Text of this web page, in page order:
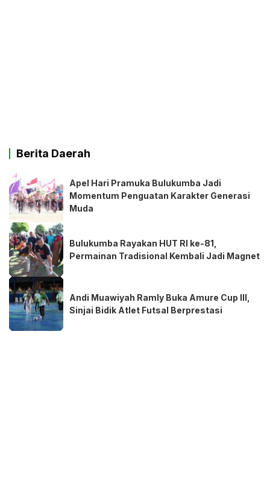
Berita Daerah
Apel Hari Pramuka Bulukumba Jadi
Momentum Penguatan Karakter Generasi
Muda
Bulukumba Rayakan HUT RI ke-81,
Permainan Tradisional Kembali Jadi Magnet
Andi Muawiyah Ramly Buka Amure Cup III,
Sinjai Bidik Atlet Futsal Berprestasi